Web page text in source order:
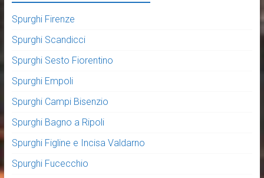
Spurghi Firenze
Spurghi Scandicci
Spurghi Sesto Fiorentino
Spurghi Empoli
Spurghi Campi Bisenzio
Spurghi Bagno a Ripoli
Spurghi Figline e Incisa Valdarno
Spurghi Fucecchio